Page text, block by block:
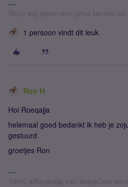
Stuur mij alleen een privé bericht
1 persoon vindt dit leuk
Ron H
Hoi Roeqajja
helemaal goed bedankt ik heb je
gestuurd.
groetjes Ron
100% afhankelijk van VoiceOver en